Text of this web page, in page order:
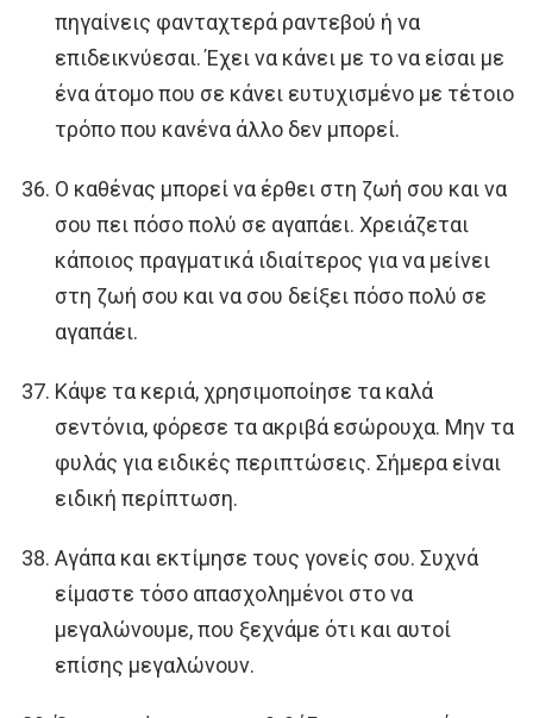
πηγαίνεις φανταχτερά ραντεβού ή να
επιδεικνύεσαι. Έχει να κάνει με το να είσαι με
ένα άτομο που σε κάνει ευτυχισμένο με τέτοιο
τρόπο που κανένα άλλο δεν μπορεί.
Ο καθένας μπορεί να έρθει στη ζωή σου και να
σου πει πόσο πολύ σε αγαπάει. Χρειάζεται
κάποιος πραγματικά ιδιαίτερος για να μείνει
στη ζωή σου και να σου δείξει πόσο πολύ σε
αγαπάει.
Κάψε τα κεριά, χρησιμοποίησε τα καλά
σεντόνια, φόρεσε τα ακριβά εσώρουχα. Μην τα
φυλάς για ειδικές περιπτώσεις. Σήμερα είναι
ειδική περίπτωση.
Αγάπα και εκτίμησε τους γονείς σου. Συχνά
είμαστε τόσο απασχολημένοι στο να
μεγαλώνουμε, που ξεχνάμε ότι και αυτοί
επίσης μεγαλώνουν.